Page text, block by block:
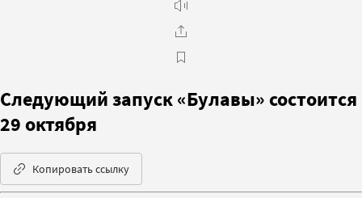
Следующий запуск «Булавы» состоится
29 октября
Копировать ссылку